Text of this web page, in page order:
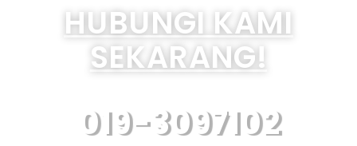
HUBUNGI KAMI
SEKARANG!
019-3097102